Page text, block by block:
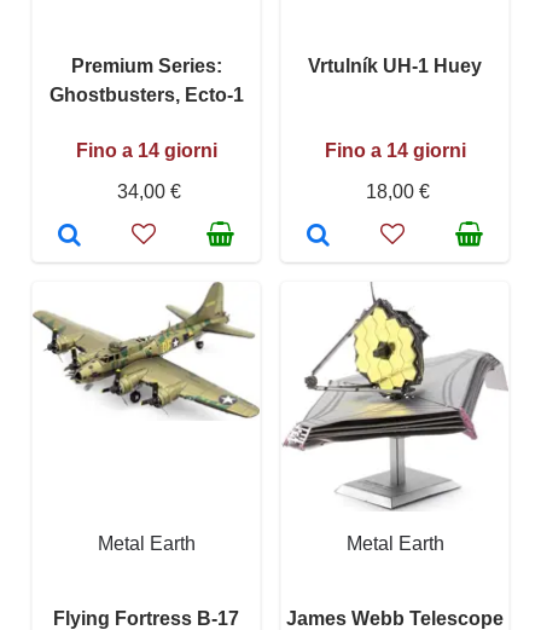
Premium Series:
Ghostbusters, Ecto-1
Fino a 14 giorni
34,00 €
Vrtulník UH-1 Huey
Fino a 14 giorni
18,00 €
Metal Earth
Flying Fortress B-17
Metal Earth
James Webb Telescope